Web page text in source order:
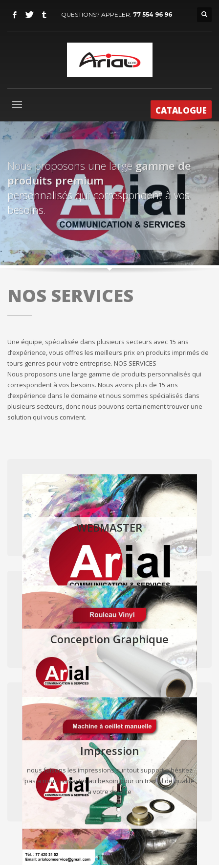
QUESTIONS? APPELER: 77 554 96 96
CATALOGUE
Nous proposons une largegamme de
produits premium
personnalisés qui correspondent à vos
besoins.
NOS SERVICES
Une équipe, spécialisée dans plusieurs secteurs avec 15 ans
d’expérience, vous offres les meilleurs prix en produits imprimés de
tours genres pour votre entreprise. NOS SERVICES
Nous proposons une large gamme de produits personnalisés qui
correspondent à vos besoins. Nous avons plus de 15 ans
d’expérience dans le domaine et nous sommes spécialisés dans
plusieurs secteurs, donc nous pouvons certainement trouver une
solution qui vous convient.
WEBMASTER
Conception Graphique
Impression
nous faisons les impressions sur tout support n'hésitez
pas a nous contacter au besoin pour un travail de qualité
a votre service